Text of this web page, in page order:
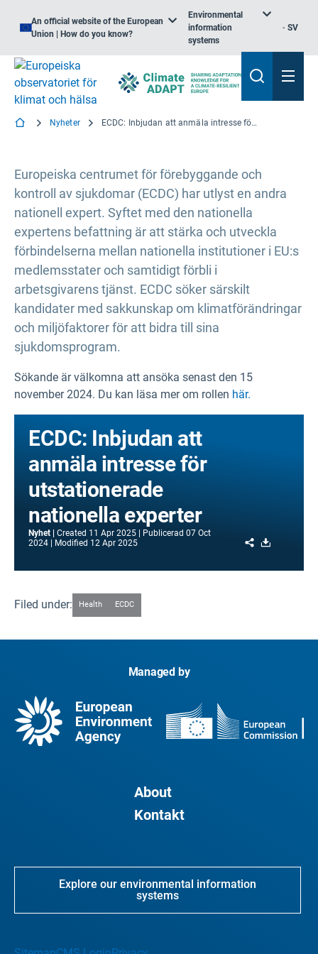
An official website of the European
Union | How do you know?
Environmental
information
systems
SV
Nyheter ECDC: Inbjudan att anmäla intresse för utstationerade nationella experter
Europeiska centrumet för förebyggande och
kontroll av sjukdomar (ECDC) har utlyst en andra
nationell expert. Syftet med den nationella
expertens befattning är att stärka och utveckla
förbindelserna mellan nationella institutioner i EU:s
medlemsstater och samtidigt förbli i
arbetsgivarens tjänst. ECDC söker särskilt
kandidater med sakkunskap om klimatförändringar
och miljöfaktorer för att bidra till sina
sjukdomsprogram.
Sökande är välkomna att ansöka senast den 15
november 2024. Du kan läsa mer om rollen här.
ECDC: Inbjudan att
anmäla intresse för
utstationerade
nationella experter
Nyhet Created 11 Apr 2025 Publicerad 07 Oct
2024
Modified 12 Apr 2025 Share
Filed under: Health ECDC
Managed by
About
Kontakt
Explore our environmental information
systems